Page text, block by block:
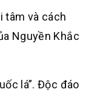
tâm và cách
Nguyền Khắc
lá”. Độc đáo